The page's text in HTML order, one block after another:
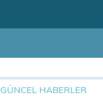
GÜNCEL HABERLER